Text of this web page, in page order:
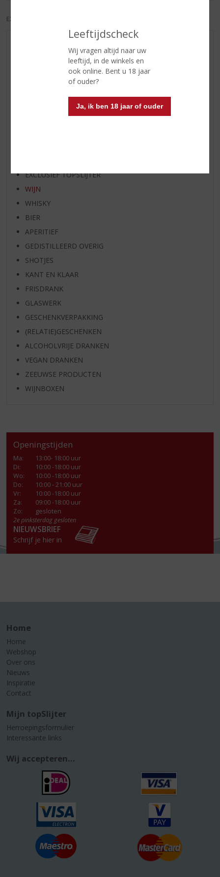
Leeftijdscheck
Wij vragen altijd naar uw
leeftijd, in de winkels en
ook online. Bent u 18 jaar
of ouder?
Ja, ik ben 18 jaar of ouder
EXCL. BTW
AANBIEDINGEN
NIEUWE BIEREN
NIEUWE WHISKY
WIJN VAN DE MAAND
WHISKY VAN DE MAAND
EXCLUSIEF TOPSLIJTER
WIJN
WHISKY
BIER
APERITIEF
GEDISTILLEERD OVERIG
SHOTJES
KANT EN KLAAR
FRISDRANK
GLASWERK
GESCHENKVERPAKKING
(RELATIE)GESCHENKEN
ALCOHOLVRIJE DRANKEN
VEGAN DRANKEN
ZEEUWSE PRODUCTEN
WIJNBOXEN
Openingstijden
Ma:
13:00- 18:00 uur
Di:
10:00 -18:00 uur
Wo:
10:00 -18:00 uur
Do:
10:00 - 21:00 uur
Vr:
10:00 -18:00 uur
Za:
09:00 -18:00 uur
Zo:
gesloten
2e pinksterdag gesloten
NIEUWSBRIEF
Schrijf je hier in
Home
Home
Webshop
Over ons
Nieuws
Inspiratie
Contact
Mijn topSlijter
Herroepingsformulier
Interessante links
Wij accepteren...